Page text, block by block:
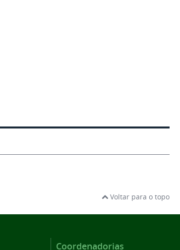
Voltar para o topo
Coordenadorias